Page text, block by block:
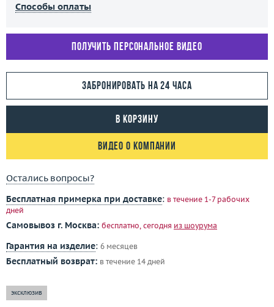
Способы оплаты
Получить персональное видео
Забронировать на 24 часа
В корзину
Видео о компании
Остались вопросы?
Бесплатная примерка при доставке: в течение 1-7 рабочих
дней
Самовывоз г. Москва: бесплатно, сегодня из шоурума
Гарантия на изделие: 6 месяцев
Бесплатный возврат: в течение 14 дней
эксклюзив